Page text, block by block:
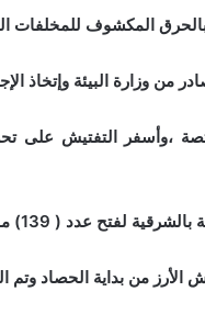
بالحرق المكشوف للمخلفات
من وزارة البيئة وإتخاذ
تجميع قش أرز بمراكز ومدن محافظة الشرقية ،